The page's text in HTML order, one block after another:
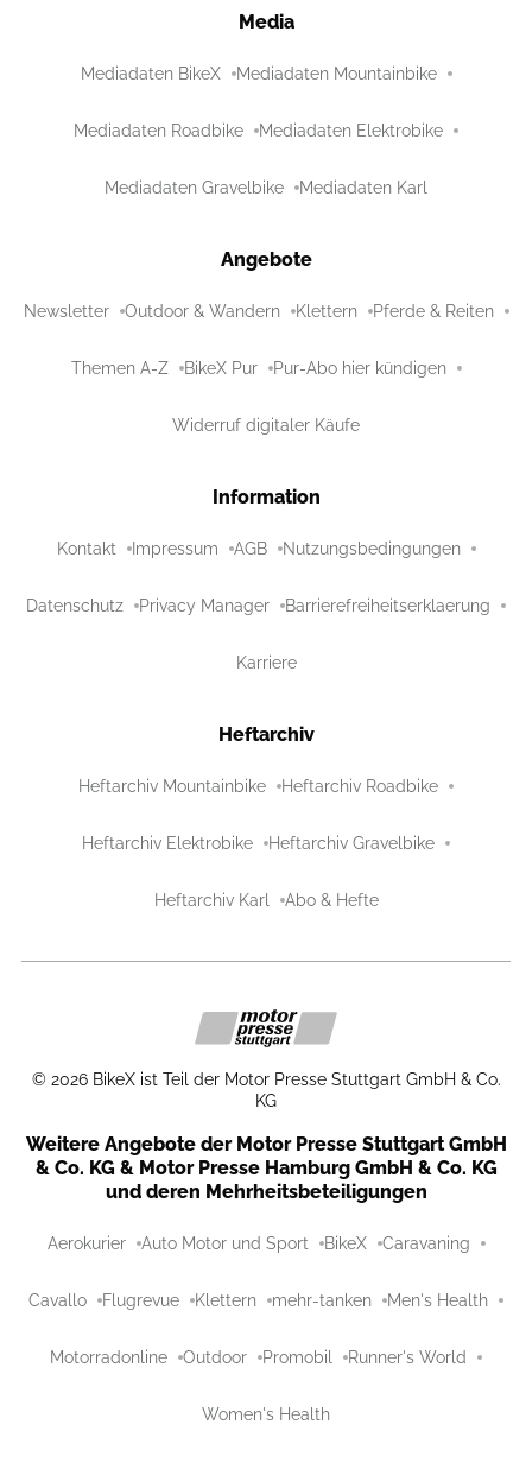
Media
Mediadaten BikeX Mediadaten Mountainbike
Mediadaten Roadbike Mediadaten Elektrobike
Mediadaten Gravelbike Mediadaten Karl
Angebote
Newsletter Outdoor & Wandern Klettern Pferde & Reiten
Themen A-Z BikeX Pur Pur-Abo hier kündigen
Widerruf digitaler Käufe
Information
Kontakt Impressum AGB Nutzungsbedingungen
Datenschutz Privacy Manager Barrierefreiheitserklaerung
Karriere
Heftarchiv
Heftarchiv Mountainbike Heftarchiv Roadbike
Heftarchiv Elektrobike Heftarchiv Gravelbike
Heftarchiv Karl Abo & Hefte
© 2026 BikeX ist Teil der Motor Presse Stuttgart GmbH & Co.
KG
Weitere Angebote der Motor Presse Stuttgart GmbH
& Co. KG & Motor Presse Hamburg GmbH & Co. KG
und deren Mehrheitsbeteiligungen
Aerokurier Auto Motor und Sport BikeX Caravaning
Cavallo Flugrevue Klettern mehr-tanken Men's Health
Motorradonline Outdoor Promobil Runner's World
Women's Health